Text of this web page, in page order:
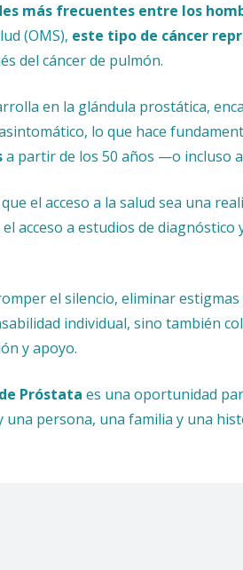
más frecuentes entre los
(OMS), este tipo de cáncer
del cáncer de pulmón.
en la glándula prostática,
lo que hace
a partir de los 50 años —o incluso
el acceso a la salud sea una
acceso a estudios de
el silencio, eliminar
individual, sino también
y apoyo.
Próstata es una oportunidad
una persona, una familia y una